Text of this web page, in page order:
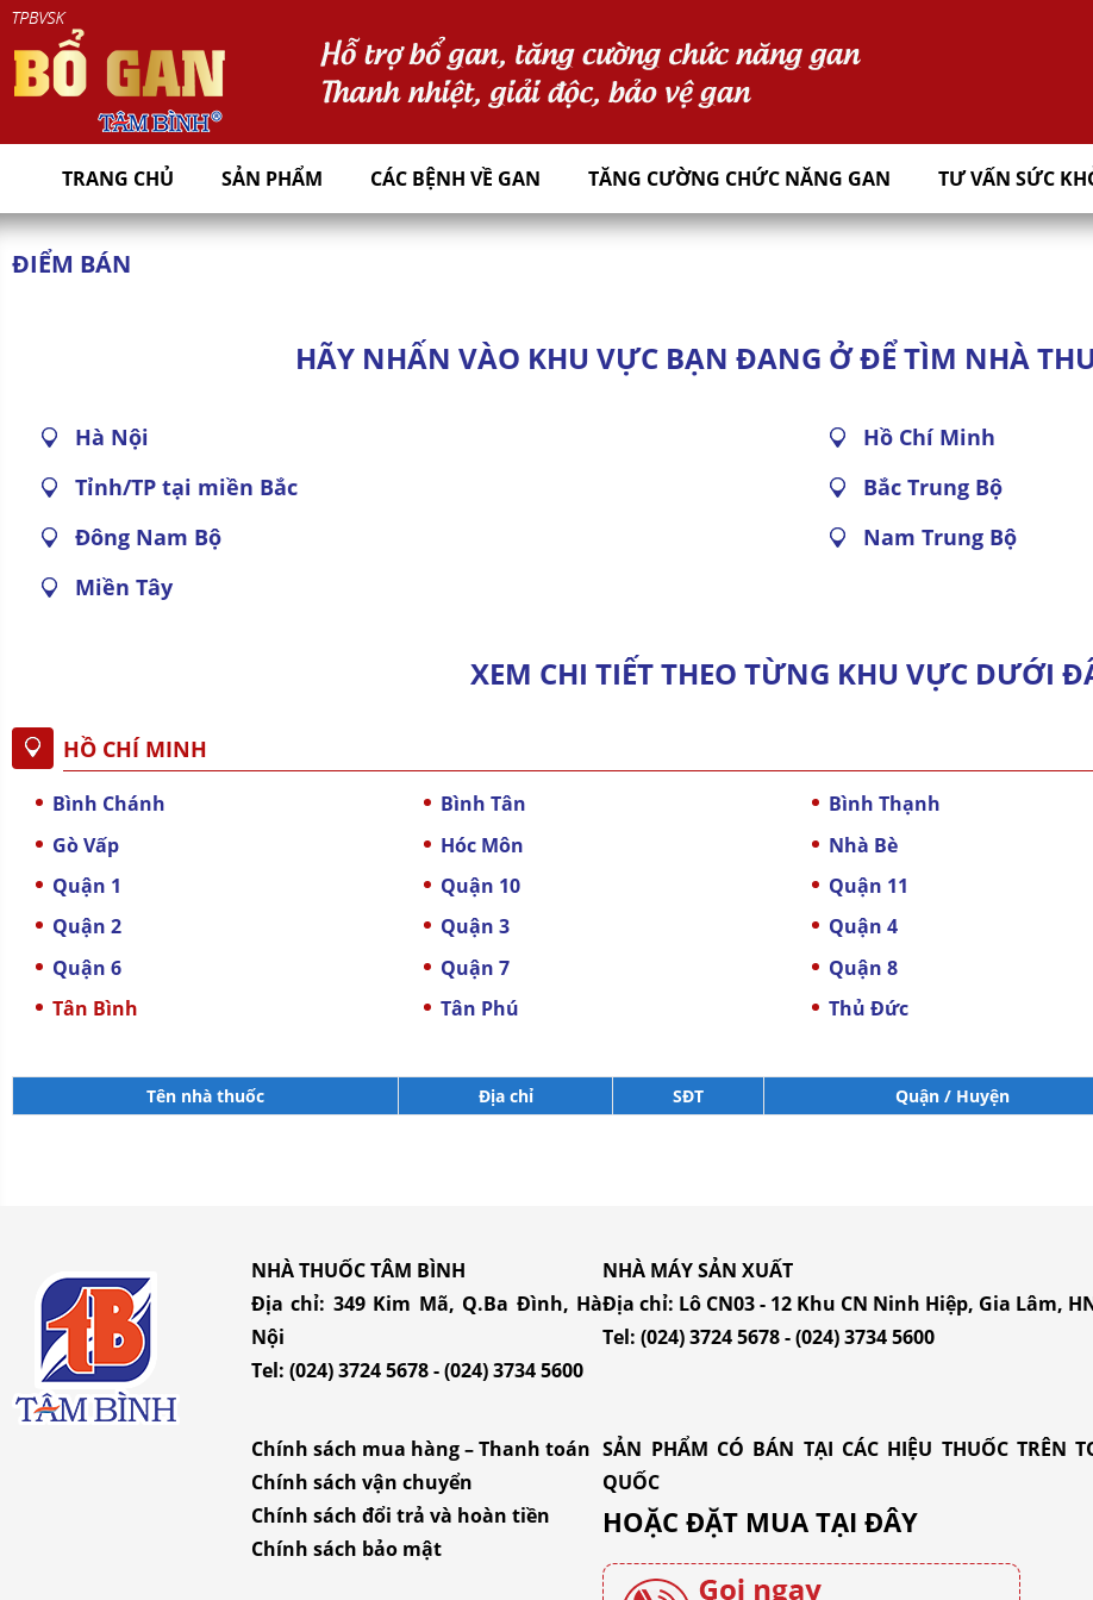
TRANG CHỦ SẢN PHẨM CÁC BỆNH VỀ GAN TĂNG CƯỜNG CHỨC NĂNG GAN TƯ VẤN SỨC
ĐIỂM BÁN
HÃY NHẤN VÀO KHU VỰC BẠN ĐANG Ở ĐỂ TÌM NHÀ
Hà Nội
Hồ Chí Minh
Tỉnh/TP tại miền Bắc
Bắc Trung Bộ
Đông Nam Bộ
Nam Trung Bộ
Miền Tây
XEM CHI TIẾT THEO TỪNG KHU VỰC DƯỚI
HỒ CHÍ MINH
Bình Chánh Bình Tân Bình Thạnh
Gò Vấp
Hóc Môn Nhà Bè
Quận 1
Quận 10 Quận 11
Quận 2
Quận 3 Quận 4
Quận 6
Quận 7 Quận 8
Tân Bình
Tân Phú Thủ Đức
Tên nhà thuốc Địa chỉ SĐT Quận / Huyện
NHÀ THUỐC TÂM BÌNH
Địa chỉ: 349 Kim Mã, Q.Ba Đình, Hà
Nội
Tel: (024) 3724 5678-(024) 3734 5600
Chính sách mua hàng – Thanh toán
Chính sách vận chuyển
Chính sách đổi trả và hoàn tiền
Chính sách bảo mật
NHÀ MÁY SẢN XUẤT
Địa chỉ: Lô CN03 - 12 Khu CN Ninh Hiệp, Gia Lâm,
Tel:(024) 3724 5678-(024) 3734 5600
SẢN PHẨM CÓ BÁN TẠI CÁC HIỆU THUỐC TRÊN
QUỐC
HOẶC ĐẶT MUATẠI ĐÂY